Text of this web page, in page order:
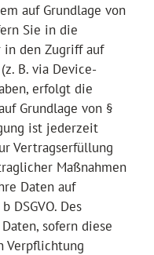
auf Grundlage von
Sie in die
in den Zugriff auf
B. via Device-
erfolgt die
Grundlage von §
ist jederzeit
Vertragserfüllung
Maßnahmen
Daten auf
DSGVO. Des
sofern diese
Verpflichtung